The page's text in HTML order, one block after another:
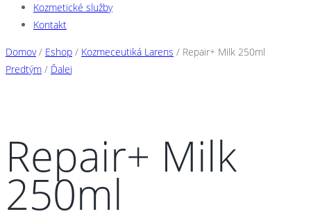
Kozmetické služby
Kontakt
Domov/ Eshop / Kozmeceutiká Larens / Repair+ Milk 250ml
Predtým / Ďalej
Repair+ Milk
250ml